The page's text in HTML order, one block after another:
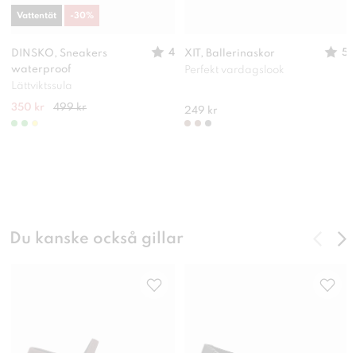
DINSKO, Sneakers
waterproof
4
Lättviktssula
350 kr 499 kr
Vattentät -30%
XIT, Ballerinaskor
5
Perfekt vardagslook
249 kr
Du kanske också gillar